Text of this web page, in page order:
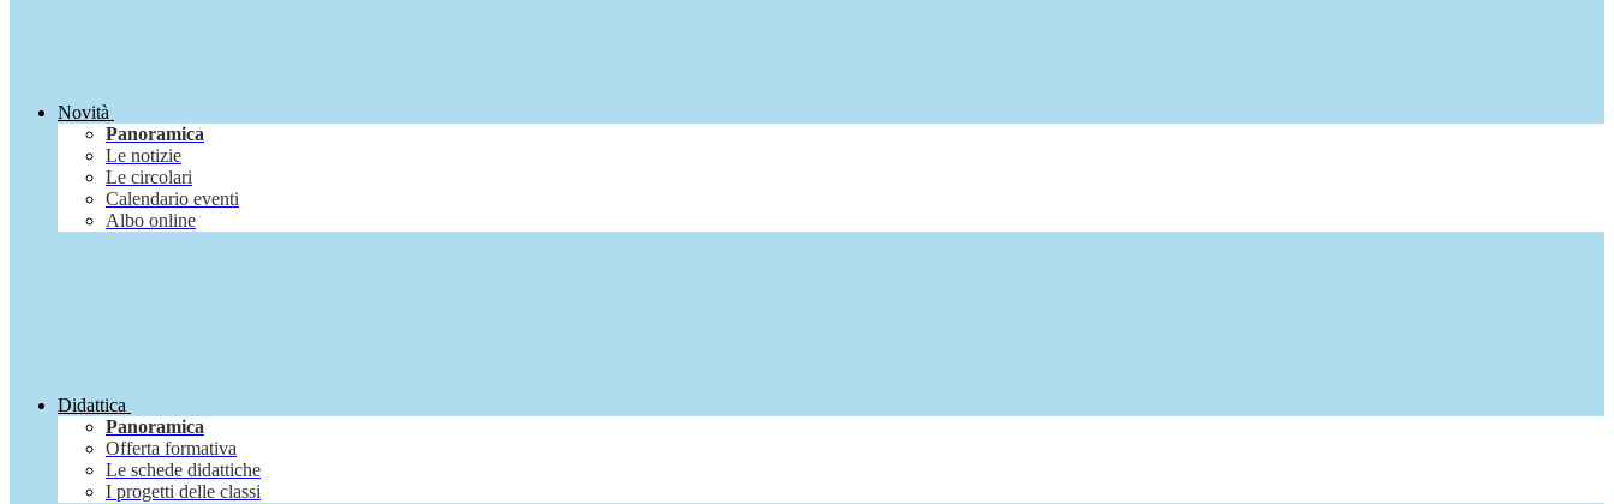
Novità
Panoramica
Le notizie
Le circolari
Calendario eventi
Albo online
Didattica
Panoramica
Offerta formativa
Le schede didattiche
I progetti delle classi